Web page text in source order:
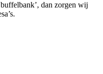
dan zorgen wij